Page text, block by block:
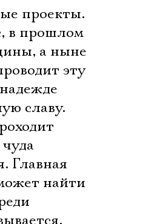
проекты.
в прошлом
а ныне
эту
славу.
Главная
найти